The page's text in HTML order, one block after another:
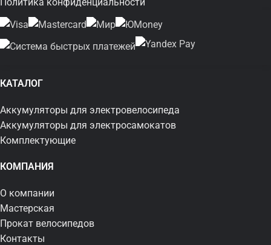
Политика конфиденциальности
КАТАЛОГ
Аккумуляторы для электровелосипеда
Аккумуляторы для электросамокатов
Комплектующие
КОМПАНИЯ
О компании
Мастерская
Прокат велосипедов
Контакты